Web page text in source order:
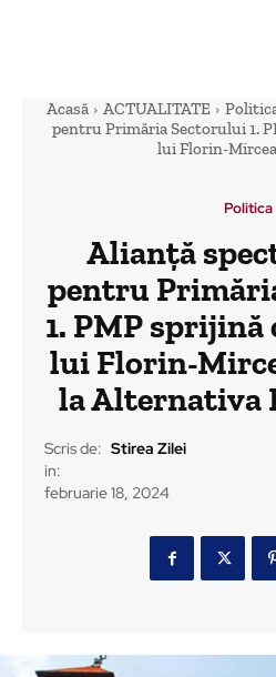
Acasă ACTUALITATE
pentru Primăria Sectorului 1.
lui Florin-
Politica
Alianță
pentru
1. PMP
lui Florin-
la Alternativa
Scris de: Stirea Zilei
in:
februarie 18, 2024